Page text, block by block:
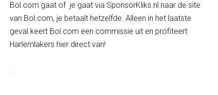
Bol.com gaat of je gaat via SponsorKliks.nl naar de site
van Bol.com, je betaalt hetzelfde. Alleen in het laatste
geval keert Bol.com een commissie uit en profiteert
Harlemlakers hier direct van!